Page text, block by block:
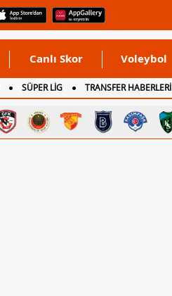
Canlı Skor Voleybol
SÜPER LİG TRANSFER HABERLERİ